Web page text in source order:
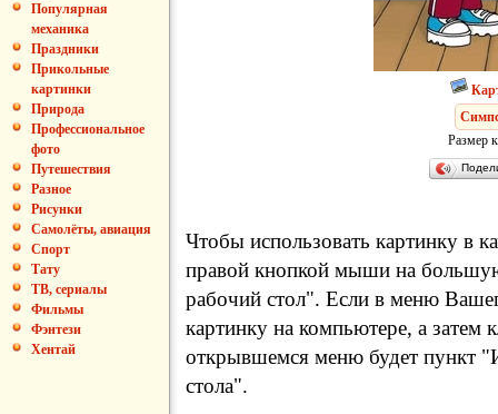
Популярная
механика
Праздники
Прикольные
картинки
Природа
Профессиональное
фото
Путешествия
Разное
Рисунки
Самолёты, авиация
Спорт
Тату
ТВ, сериалы
Фильмы
Фэнтези
Хентай
Размер
Чтобы использовать картинку в
правой кнопкой мыши на
рабочий стол". Если в меню
картинку на компьютере, а затем
открывшемся меню будет пункт
стола".